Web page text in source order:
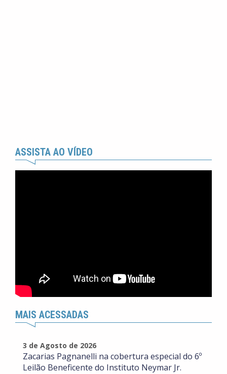
ASSISTA AO VÍDEO
MAIS ACESSADAS
3 de Agosto de 2026
Zacarias Pagnanelli na cobertura especial do 6º
Leilão Beneficente do Instituto Neymar Jr.